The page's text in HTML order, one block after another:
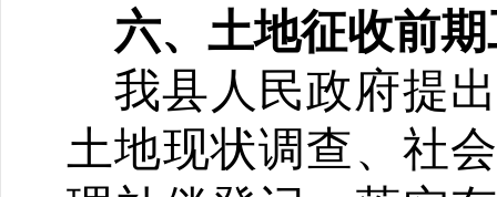
六、 土地征收前
我县人民政府提
土地现状调查、社